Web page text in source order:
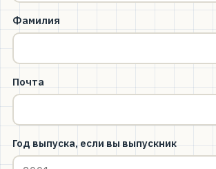
Фамилия
Почта
Год выпуска, если вы выпускник